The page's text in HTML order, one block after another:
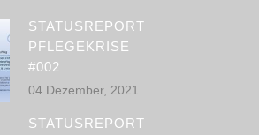
STATUSREPORT
PFLEGEKRISE
#002
04 Dezember, 2021
STATUSREPORT